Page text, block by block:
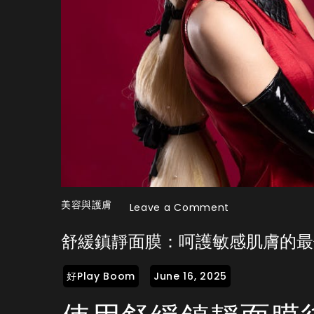
美容與護膚 Leave a Comment
緩
鎮
靜
面
舒緩鎮靜面膜：呵護敏感肌膚的